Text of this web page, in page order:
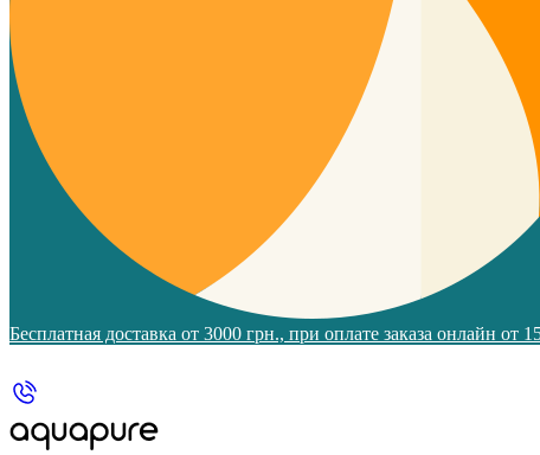
Бесплатная доставка от 3000 грн., при оплате заказа онлайн